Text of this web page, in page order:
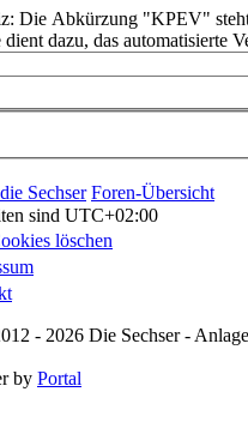
Die Abkürzung "KPEV"
dient dazu, das automatisierte
Sechser Foren-Übersicht
sind UTC+02:00
löschen
- 2026 Die Sechser -
by Portal